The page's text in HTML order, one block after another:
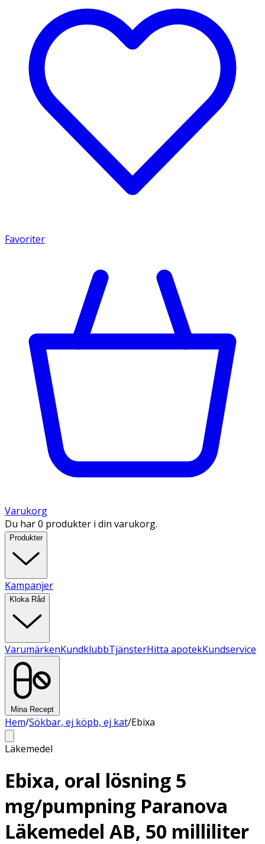
Favoriter
Varukorg
Du har 0 produkter i din varukorg.
Produkter
Kampanjer
Kloka Råd
VarumärkenKundklubbTjänsterHitta apotekKundservice
Mina Recept
Hem/Sökbar, ej köpb, ej kat/Ebixa
Läkemedel
Ebixa, oral lösning 5
mg/pumpning Paranova
Läkemedel AB, 50 milliliter